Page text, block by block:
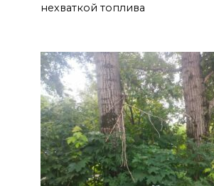
нехваткой топлива